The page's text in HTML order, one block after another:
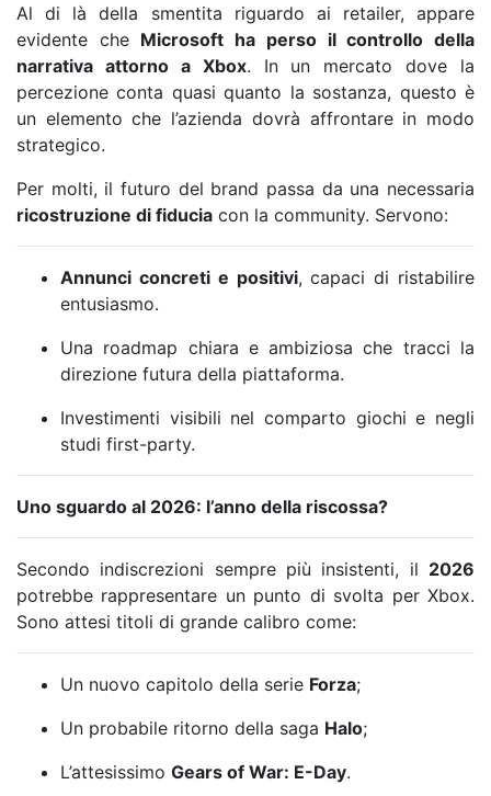
Al di là della smentita riguardo ai retailer, appare
evidente che Microsoft ha perso il controllo della
narrativa attorno a Xbox. In un mercato dove la
percezione conta quasi quanto la sostanza, questo è
un elemento che l’azienda dovrà affrontare in modo
strategico.
Per molti, il futuro del brand passa da una necessaria
ricostruzione di fiducia con la community. Servono:
Annunci concreti e positivi, capaci di ristabilire
entusiasmo.
Una roadmap chiara e ambiziosa che tracci la
direzione futura della piattaforma.
Investimenti visibili nel comparto giochi e negli
studi first-party.
Uno sguardo al 2026: l’anno della riscossa?
Secondo indiscrezioni sempre più insistenti, il 2026
potrebbe rappresentare un punto di svolta per Xbox.
Sono attesi titoli di grande calibro come:
Un nuovo capitolo della serie Forza;
Un probabile ritorno della saga Halo;
L’attesissimo Gears of War: E-Day.